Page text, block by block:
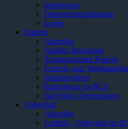
Impressum
Datenschutzerklärung
Login
Rudern
Aktuelles
Anfahrt Bootshaus
Trainingszeiten Rudern
Freizeit- und
Wanderrudern
Ruderkurse im RCS
NewWave Vereinsshop
Volleyball
Aktuelles
Leitbild „Volleyball im